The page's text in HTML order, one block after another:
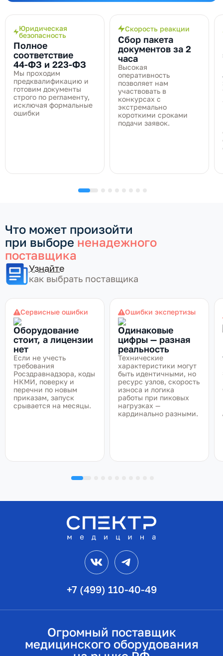
Юридическая
безопасность
Полное
соответствие
44‑ФЗ и 223‑ФЗ
Мы проходим
предквалификацию и
готовим документы
строго по регламенту,
исключая формальные
ошибки
Скорость реакции
Сбор пакета
документов за 2
часа
Высокая
оперативность
позволяет нам
участвовать в
конкурсах с
экстремально
короткими сроками
подачи заявок.
Что может произойти
при выборе ненадежного
поставщика
Узнайте
как выбрать поставщика
Сервисные ошибки
Оборудование
стоит, а лицензии
нет
Если не учесть
требования
Росздравнадзора, коды
НКМИ, поверку и
перечни по новым
приказам, запуск
срывается на месяцы.
Ошибки экспертизы
Одинаковые
цифры — разная
реальность
Технические
характеристики могут
быть идентичными, но
ресурс узлов, скорость
износа и логика
работы при пиковых
нагрузках —
кардинально разными.
+7 (499) 110-40-49
VK
Огромный поставщик
медицинского оборудования